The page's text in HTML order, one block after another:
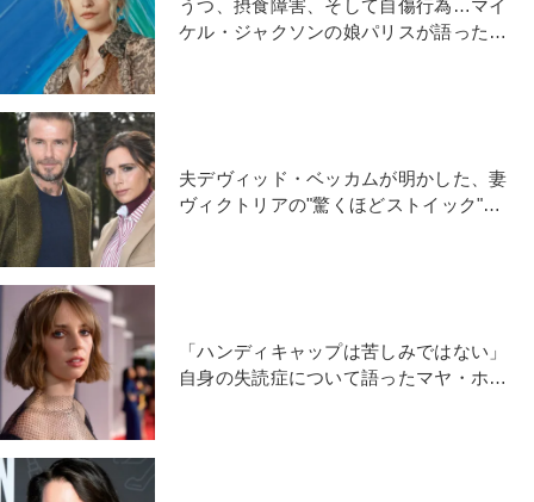
うつ、摂食障害、そして自傷行為…マイ
ケル・ジャクソンの娘パリスが語った苦
夫デヴィッド・ベッカムが明かした、妻
ヴィクトリアの"驚くほどストイック"な
「ハンディキャップは苦しみではない」
自身の失読症について語ったマヤ・ホー